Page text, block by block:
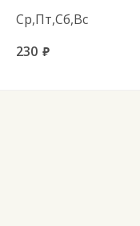
Ср,Пт,Сб,Вс
230 руб.